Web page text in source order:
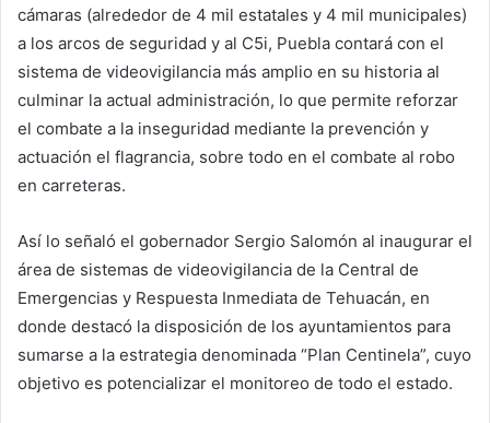
cámaras (alrededor de 4 mil estatales y 4 mil municipales)
a los arcos de seguridad y al C5i, Puebla contará con el
sistema de videovigilancia más amplio en su historia al
culminar la actual administración, lo que permite reforzar
el combate a la inseguridad mediante la prevención y
actuación el flagrancia, sobre todo en el combate al robo
en carreteras.
Así lo señaló el gobernador Sergio Salomón al inaugurar el
área de sistemas de videovigilancia de la Central de
Emergencias y Respuesta Inmediata de Tehuacán, en
donde destacó la disposición de los ayuntamientos para
sumarse a la estrategia denominada “Plan Centinela”, cuyo
objetivo es potencializar el monitoreo de todo el estado.